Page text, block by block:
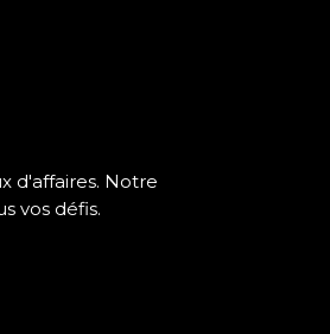
d'affaires. Notre
vos défis.